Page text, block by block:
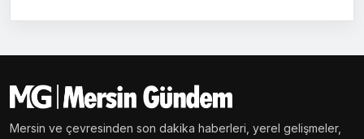
Mersin ve çevresinden son dakika haberleri, yerel gelişmeler,